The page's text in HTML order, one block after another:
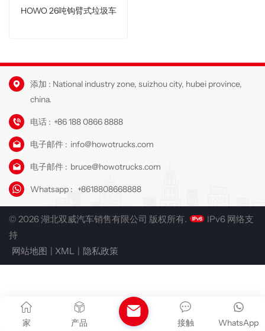
HOWO 26吨钩臂式垃圾车
添加 : National industry zone, suizhou city, hubei province,
china.
电话 : +86 188 0866 8888
电子邮件 : info@howotrucks.com
电子邮件 : bruce@howotrucks.com
Whatsapp : +8618808668888
© 2026 湖北双威汽车销售有限公司 版权所有.
IPv6 网络支
持
网站地图 | XML | 隐私政策
家 产品 WhatsApp
接触